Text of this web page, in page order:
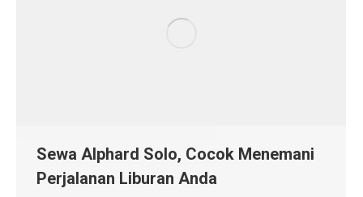
Sewa Alphard Solo, Cocok Menemani
Perjalanan Liburan Anda